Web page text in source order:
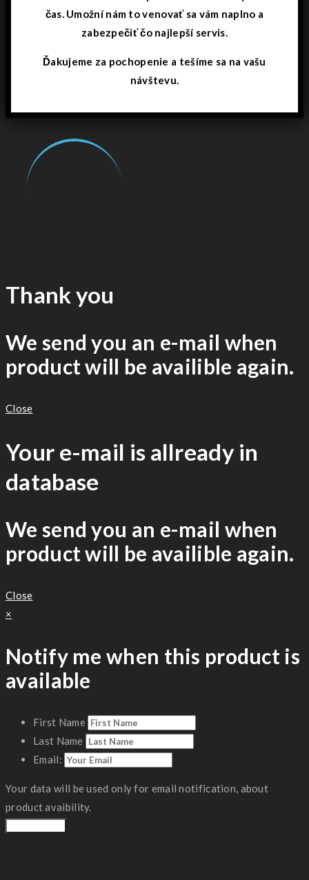
čas. Umožní nám to venovať sa vám naplno a
zabezpečiť čo najlepší servis.
Ďakujeme za pochopenie a tešíme sa na vašu
návštevu.
Thank you
We send you an e-mail when
product will be availible again.
Close
Your e-mail is allready in
database
We send you an e-mail when
product will be availible again.
Close
×
Notify me when this product is
available
First Name
Last Name
Email:
Your data will be used only for email notification, about
product avaibility.